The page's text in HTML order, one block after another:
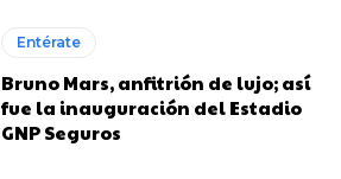
Entérate
Bruno Mars, anfitrión de lujo; así
fue la inauguración del Estadio
GNP Seguros